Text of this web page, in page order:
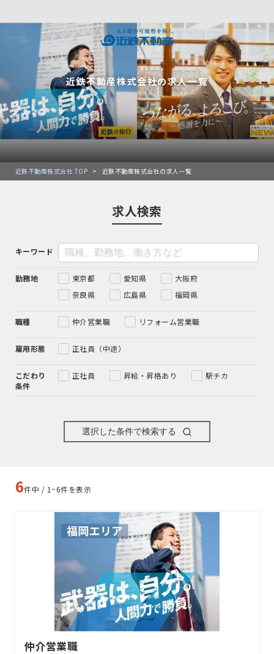
近鉄不動産株式会社の求人一覧
近鉄不動産株式会社 TOP > 近鉄不動産株式会社の求人一覧
求人検索
キーワード
勤務地 東京都 愛知県
大阪府
奈良県
広島県 福岡県
職種 仲介営業職 リフォーム営業職
雇用形態 正社員（中途）
こだわり
条件
正社員 昇給・昇格あり 駅チカ
選択した条件で検索する
6件中 / 1~6件を表示
仲介営業職